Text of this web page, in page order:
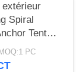
Spiral
Tent
PC